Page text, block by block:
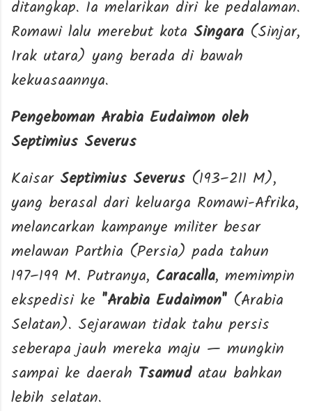
ditangkap. Ia melarikan diri ke pedalaman.
Romawi lalu merebut kota Singara (Sinjar,
Irak utara) yang berada di bawah
kekuasaannya.
Pengeboman Arabia Eudaimon oleh
Septimius Severus
Kaisar Septimius Severus (193–211 M),
yang berasal dari keluarga Romawi-Afrika,
melancarkan kampanye militer besar
melawan Parthia (Persia) pada tahun
197–199 M. Putranya, Caracalla, memimpin
ekspedisi ke "Arabia Eudaimon" (Arabia
Selatan). Sejarawan tidak tahu persis
seberapa jauh mereka maju — mungkin
sampai ke daerah Tsamudatau bahkan
lebih selatan.